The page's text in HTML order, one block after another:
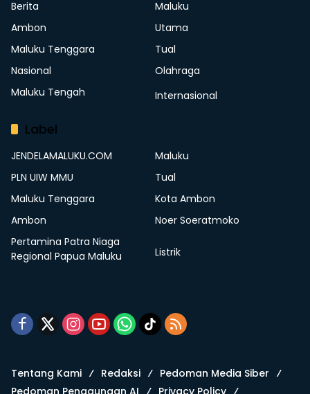
Berita
Maluku
Ambon
Utama
Maluku Tenggara
Tual
Nasional
Olahraga
Maluku Tengah
Internasional
Label
JENDELAMALUKU.COM
Maluku
PLN UIW MMU
Tual
Maluku Tenggara
Kota Ambon
Ambon
Noer Soeratmoko
Pertamina Patra Niaga
Regional Papua Maluku
Listrik
Tentang Kami Redaksi
Pedoman Media Siber
Pedoman Penggunaan AI
Privacy Policy